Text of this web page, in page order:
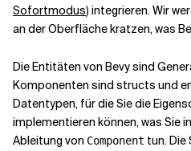
Sofortmodus) integrieren. Wir
an der Oberfläche kratzen, was
Die Entitäten von Bevy sind
Komponenten sind structs und
Datentypen, für die Sie die
implementieren können, was Sie
Ableitung von Component tun. Die